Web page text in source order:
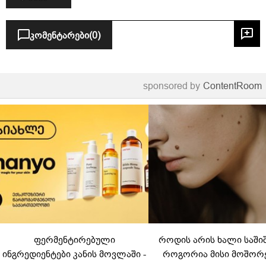
კომენტარები(0)
sponsored by ContentRoom
ფერმენტირებული
ინგრედიენტები კანის მოვლაში -
როდის არის ხალი
როგორია მისი